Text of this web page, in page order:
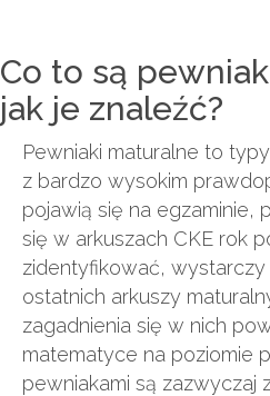
Co to są
jak je znaleźć?
Pewniaki maturalne to
z bardzo wysokim
pojawią się na egzaminie,
się w arkuszach CKE rok
zidentyfikować,
ostatnich arkuszy
zagadnienia się w nich
matematyce na poziomie
pewniakami są zazwyczaj